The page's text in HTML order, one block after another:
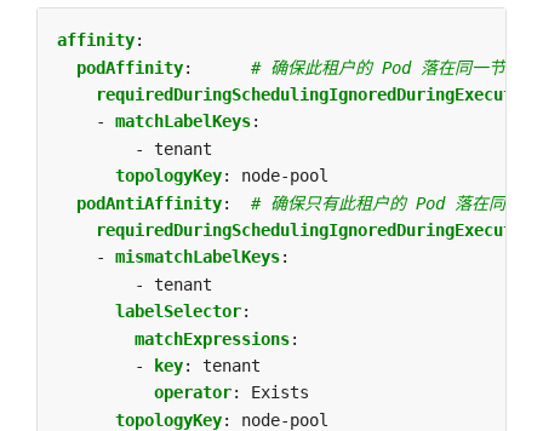
affinity:
podAffinity:
# 确保此租户的 Pod 落在同一节点池
requiredDuringSchedulingIgnoredDuringExecution
- matchLabelKeys:
- tenant
topologyKey:
node-pool
podAntiAffinity:
# 确保只有此租户的 Pod 落在同一节
requiredDuringSchedulingIgnoredDuringExecution
- mismatchLabelKeys:
- tenant
labelSelector:
matchExpressions:
-
key:
tenant
operator:
Exists
topologyKey: node-pool